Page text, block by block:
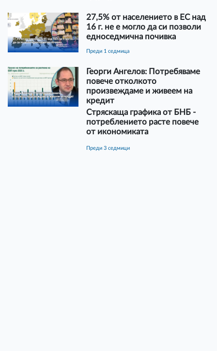
27,5% от населението в ЕС над
16 г. не е могло да си позволи
едноседмична почивка
преди 1 седмица
Георги Ангелов: Потребяваме
повече отколкото
произвеждаме и живеем на
кредит
Стряскаща графика от БНБ -
потреблението расте повече
от икономиката
преди 3 седмици